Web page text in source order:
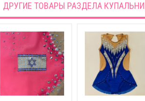
ДРУГИЕ ТОВАРЫ РАЗДЕЛА